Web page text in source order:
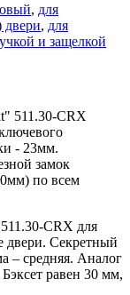
, для
двери, для
и защелкой
511.30-CRX
- 23мм.
замок
по всем
CRX для
двери. Секретный
– средняя. Аналог
равен 30 мм,